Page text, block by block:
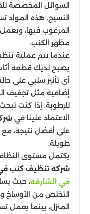
السوائل المخصصة
النسيج. هذه المواد
المرغوب فيها،
مظهر الكنب.
عندما تتم عملية
يصبح لديك قطعة
أي تأثير سلبي على
إضافية مثل تجفيف
للرطوبة. إذا كنت
الاعتماد علينا في
على أفضل نتيجة، مع
طويلة.
يكتمل مستوى
شركة تنظيف كنب
في الشارقة، حيث
التخلص من الأوساخ
المنزل، بينما يعمل